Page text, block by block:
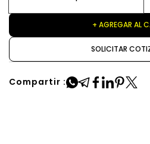
+ AGREGAR AL
SOLICITAR
Compartir :